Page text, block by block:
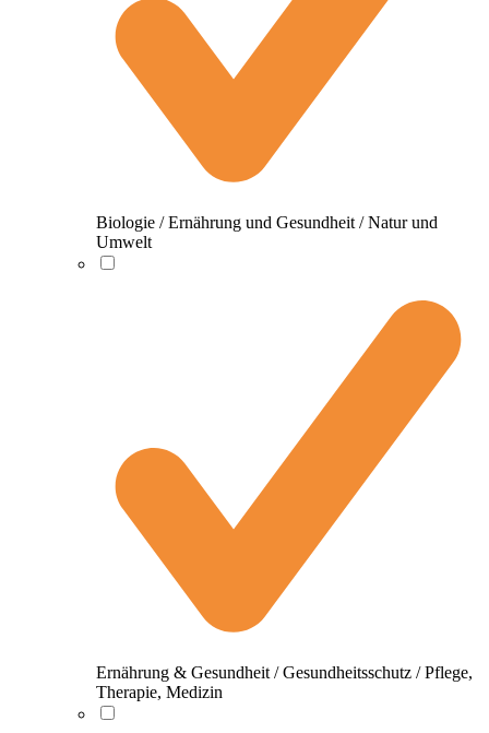
Biologie / Ernährung und Gesundheit / Natur und
Umwelt
Ernährung & Gesundheit / Gesundheitsschutz / Pflege,
Therapie, Medizin